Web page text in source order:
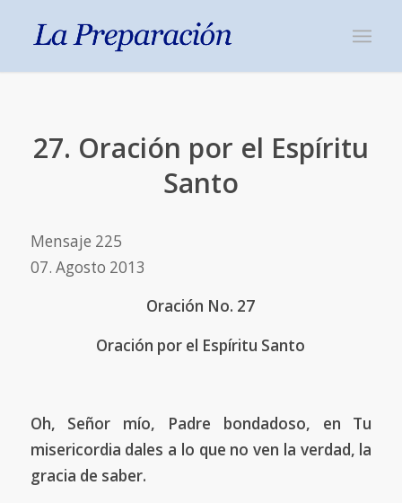
27. Oración por el Espíritu
Santo
Mensaje 225
07. Agosto 2013
Oración No. 27
Oración por el Espíritu Santo
Oh, Señor mío, Padre bondadoso, en Tu
misericordia dales a lo que no ven la verdad, la
gracia de saber.